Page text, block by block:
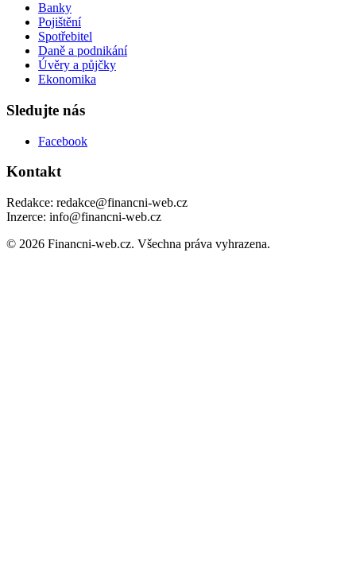
Banky
Pojištění
Spotřebitel
Daně a podnikání
Úvěry a půjčky
Ekonomika
Sledujte nás
Facebook
Kontakt
Redakce: redakce@financni-web.cz
Inzerce: info@financni-web.cz
© 2026 Financni-web.cz. Všechna práva vyhrazena.